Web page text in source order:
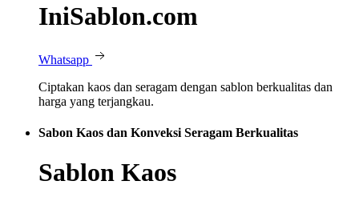
IniSablon.com
Whatsapp
Ciptakan kaos dan seragam dengan sablon berkualitas dan
harga yang terjangkau.
Sabon Kaos dan Konveksi Seragam Berkualitas
Sablon Kaos